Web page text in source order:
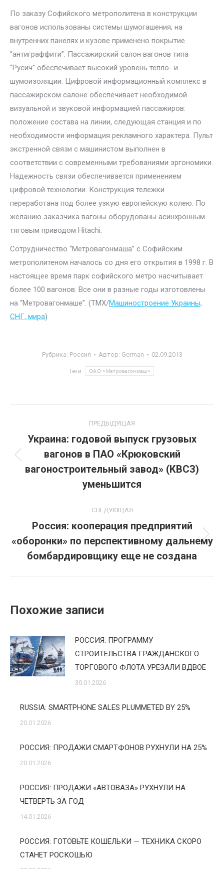
По заказу Софийского метрополитена в конструкции
вагонов использованы системы шумогашения; на
внутренних панелях и кузове применено покрытие
“антиграффити”. Пассажирский салон вагонов типа
“Русич” обеспечивает высокий уровень тепло- и
шумоизоляции. Цифровой информационный комплекс в
пассажирском салоне обеспечивает необходимой
визуальной и звуковой информацией пассажиров:
положение состава на линии, следующая станция и по
необходимости информация рекламного характера. Пульт
экстренной связи с машинистом выполнен в
соответствии с современными требованиями эргономики.
Надежность связи обеспечивается применением
цифровой технологии. Конструкция тележки
переработана под более узкую европейскую колею. По
желанию заказчика вагоны оборудованы асинхронным
тяговым приводом Hitachi.
Сотрудничество “Метровагонмаша” с Софийским
метрополитеном началось со дня его открытия в 1998 г. В
настоящее время парк софийского метро насчитывает
более 100 вагонов. Все они в разные годы изготовлены
на “Метровагонмаше”. (ТМХ/Машиностроение Украины,
СНГ, мира)
Рубрика: Россия Автор: German 02.09.2013
Теги: ОАО «Метровагонмаш»
по
записям
ПРЕДЫДУЩАЯ
Предыдущая
запись:
Украина: годовой выпуск грузовых
вагонов в ПАО «Крюковский
вагоностроительный завод» (КВСЗ)
уменьшится
СЛЕДУЮЩАЯ
Следующая
запись:
Россия: кооперация предприятий
«оборонки» по перспективному дальнему
бомбардировщику еще не создана
Похожие записи
РОССИЯ: ПРОГРАММУ
СТРОИТЕЛЬСТВА ГРАЖДАНСКОГО
ТОРГОВОГО ФЛОТА УРЕЗАЛИ ВДВОЕ
30.01.2026
RUSSIA: SMARTPHONE SALES PLUMMETED BY 25%
20.01.2026
РОССИЯ: ПРОДАЖИ СМАРТФОНОВ РУХНУЛИ НА 25%
20.01.2026
РОССИЯ: ПРОДАЖИ «АВТОВАЗА» РУХНУЛИ НА
ЧЕТВЕРТЬ ЗА ГОД
14.01.2026
РОССИЯ: ГОТОВЬТЕ КОШЕЛЬКИ — ТЕХНИКА СКОРО
СТАНЕТ РОСКОШЬЮ